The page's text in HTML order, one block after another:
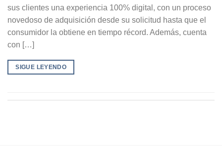
sus clientes una experiencia 100% digital, con un proceso
novedoso de adquisición desde su solicitud hasta que el
consumidor la obtiene en tiempo récord. Además, cuenta
con […]
SIGUE LEYENDO